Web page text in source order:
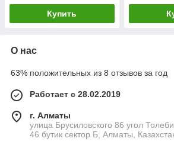
Купить
О нас
63% положительных из 8 отзывов за год
Работает с 28.02.2019
г. Алматы
улица Брусиловского 86 угол
46 бутик сектор Б, Алматы,